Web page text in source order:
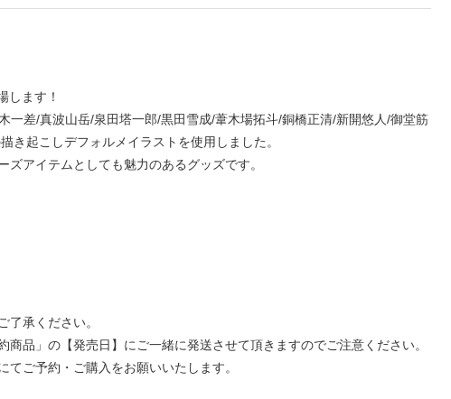
します！
差/真波山岳/泉田塔一郎/黒田雪成/葦木場拓斗/銅橋正清/新開悠人/御堂筋
き起こしデフォルメイラストを使用しました。
アイテムとしても魅力のあるグッズです。
承ください。
品」の【発売日】にご一緒に発送させて頂きますのでご注意ください。
ご予約・ご購入をお願いいたします。